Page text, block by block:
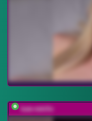
kate-tekille